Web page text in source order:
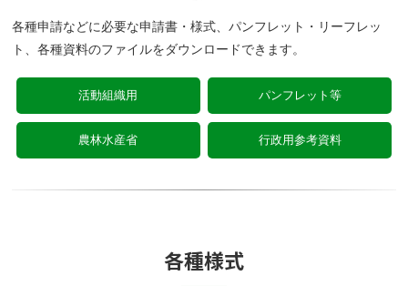
各種申請などに必要な申請書・様式、パンフレット・リーフレッ
ト、各種資料のファイルをダウンロードできます。
活動組織用 パンフレット等
農林水産省 行政用参考資料
各種様式